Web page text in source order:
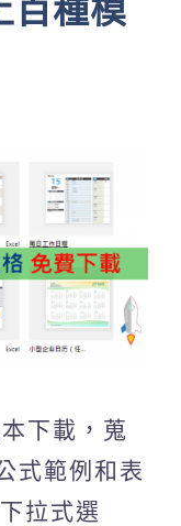
百種模
下載，蒐
式範例和表
拉式選